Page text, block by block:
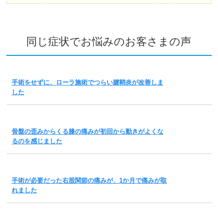
同じ症状でお悩みのお客さまの声
手術をせずに、ローラ施術でつらい腱鞘炎が改善しま
した
骨盤の歪みからくる膝の痛みが初回から動きがよくな
るのを感じました
手術が必要だった右股関節の痛みが、1か月で痛みが取
れました